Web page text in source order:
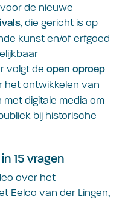
de nieuwe
, die gericht is op
kunst en/of erfgoed
volgt de open oproep
het ontwikkelen van
digitale media om
bij historische
15 vragen
over het
Eelco van der Lingen,